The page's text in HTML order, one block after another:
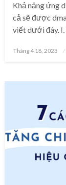
Khả năng ứng
cả sẽ được
viết dưới đây.
Posted
Tháng 4 18, 2023